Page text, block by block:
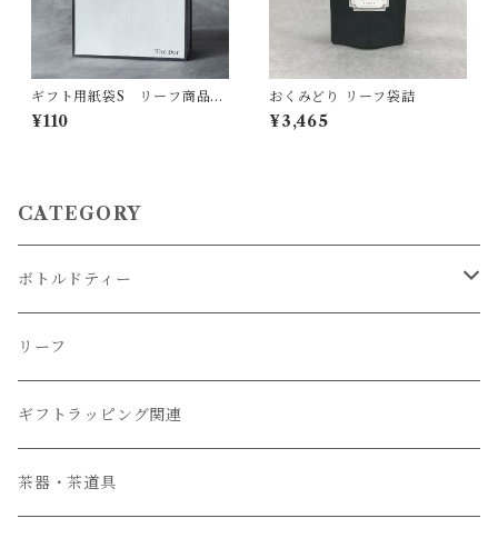
ギフト用紙袋S リーフ商品・
1缶、2缶ギフトBOX用
¥110
おくみどり リーフ袋詰
¥3,465
CATEGORY
ボトルドティー
冷蔵便商品
常温便商品
ギフト商品
リーフ
ギフトラッピング関連
茶器・茶道具